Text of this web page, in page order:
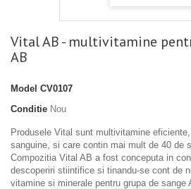
Vital AB - multivitamine
AB
Model CV0107
Conditie Nou
Produsele Vital sunt multivitamine
sanguine, si care contin mai mult de 40 de
Compozitia Vital AB a fost conceputa in
descoperiri stiintifice si tinandu-se cont de
vitamine si minerale pentru grupa de sange